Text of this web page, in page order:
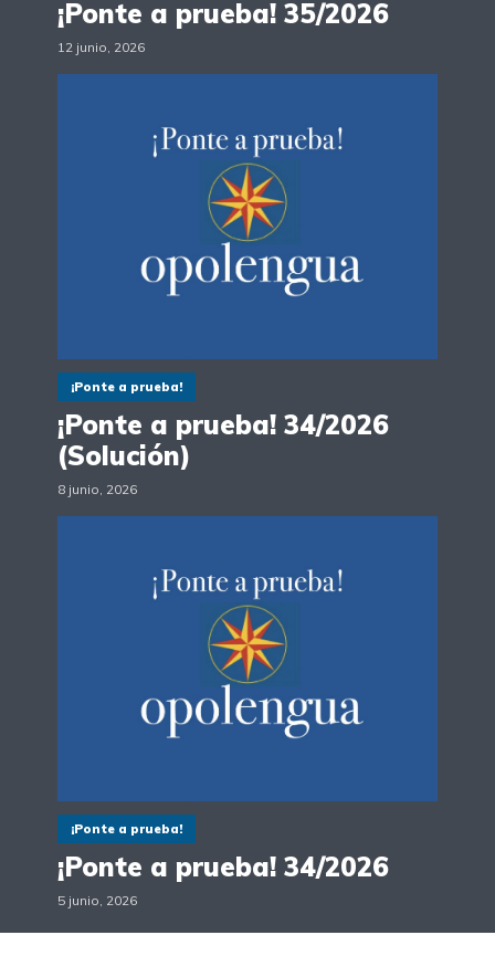
¡Ponte a prueba! 35/2026
12 junio, 2026
¡Ponte a prueba!
¡Ponte a prueba! 34/2026
(Solución)
8 junio, 2026
¡Ponte a prueba!
¡Ponte a prueba! 34/2026
5 junio, 2026